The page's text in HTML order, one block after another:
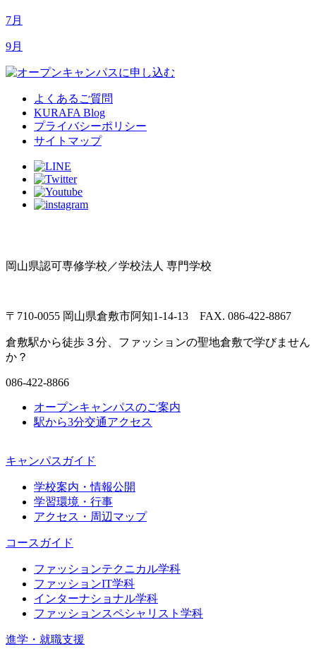
7月
9月
よくあるご質問
KURAFA Blog
プライバシーポリシー
サイトマップ
岡山県認可専修学校／学校法人 専門学校
〒710-0055 岡山県倉敷市阿知1-14-13 FAX. 086-422-8867
倉敷駅から徒歩３分、ファッションの聖地倉敷で学びません
か？
086-422-8866
オープンキャンパスのご案内
駅から3分交通アクセス
キャンパスガイド
学校案内・情報公開
学習環境・行事
アクセス・周辺マップ
コースガイド
ファッションテクニカル学科
ファッションIT学科
インターナショナル学科
ファッションスペシャリスト学科
進学・就職支援